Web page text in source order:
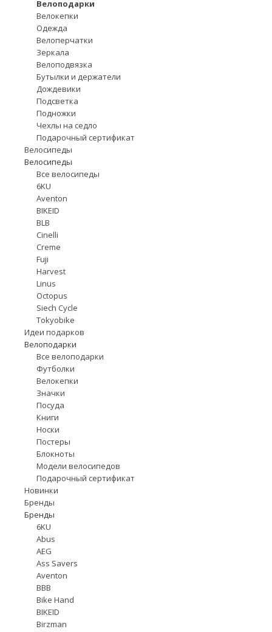
Велоподарки
Велокепки
Одежда
Велоперчатки
Зеркала
Велоподвязка
Бутылки и держатели
Дождевики
Подсветка
Подножки
Чехлы на седло
Подарочный сертификат
Велосипеды
Велосипеды
Все велосипеды
6KU
Aventon
BIKEID
BLB
Cinelli
Creme
Fuji
Harvest
Linus
Octopus
Siech Cycle
Tokyobike
Идеи подарков
Велоподарки
Все велоподарки
Футболки
Велокепки
Значки
Посуда
Книги
Носки
Постеры
Блокноты
Модели велосипедов
Подарочный сертификат
Новинки
Бренды
Бренды
6KU
Abus
AEG
Ass Savers
Aventon
BBB
Bike Hand
BIKEID
Birzman